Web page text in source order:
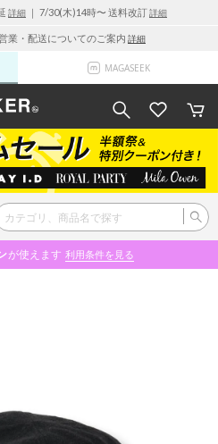
詳細 ｜ 7/30(木)14時〜 送料改訂詳細
業・配送についてのご案内 詳細
MAGASEEK
が使えます 利用条件を見る